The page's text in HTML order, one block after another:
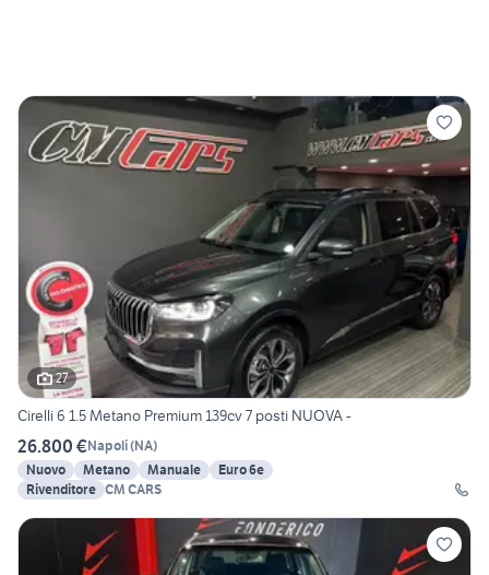
27
Cirelli 6 1.5 Metano Premium 139cv 7 posti NUOVA -
26.800 €Napoli(NA)
Nuovo
Metano Manuale
Euro 6e
Rivenditore CM CARS